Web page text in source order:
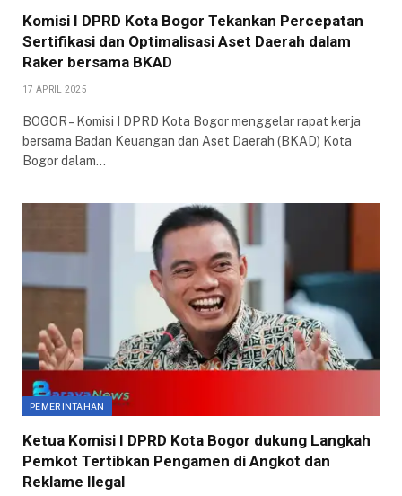
Komisi I DPRD Kota Bogor Tekankan Percepatan
Sertifikasi dan Optimalisasi Aset Daerah dalam
Raker bersama BKAD
17 APRIL 2025
BOGOR – Komisi I DPRD Kota Bogor menggelar rapat kerja
bersama Badan Keuangan dan Aset Daerah (BKAD) Kota
Bogor dalam…
PEMERINTAHAN
Ketua Komisi I DPRD Kota Bogor dukung Langkah
Pemkot Tertibkan Pengamen di Angkot dan
Reklame Ilegal